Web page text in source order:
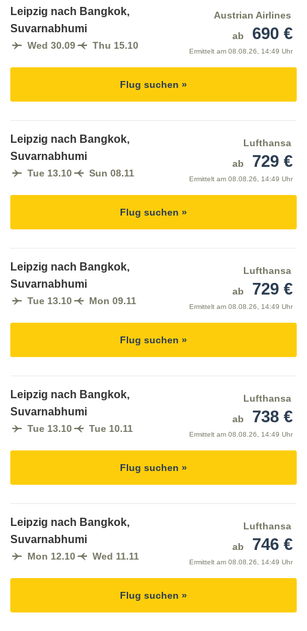
Leipzig nach Bangkok,
Suvarnabhumi
Wed 30.09 Thu 15.10
Austrian Airlines
ab
690 €
Ermittelt am 08.08.26, 14:49 Uhr
Flug suchen »
Leipzig nach Bangkok,
Suvarnabhumi
Tue 13.10 Sun 08.11
Lufthansa
ab
729 €
Ermittelt am 08.08.26, 14:49 Uhr
Flug suchen »
Leipzig nach Bangkok,
Suvarnabhumi
Tue 13.10 Mon 09.11
Lufthansa
ab
729 €
Ermittelt am 08.08.26, 14:49 Uhr
Flug suchen »
Leipzig nach Bangkok,
Suvarnabhumi
Tue 13.10 Tue 10.11
Lufthansa
ab
738 €
Ermittelt am 08.08.26, 14:49 Uhr
Flug suchen »
Leipzig nach Bangkok,
Suvarnabhumi
Mon 12.10 Wed 11.11
Lufthansa
ab
746 €
Ermittelt am 08.08.26, 14:49 Uhr
Flug suchen »